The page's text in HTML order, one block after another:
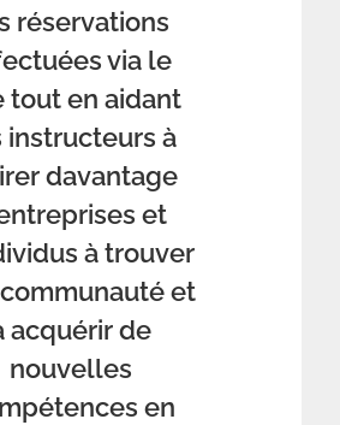
réservations
via le
tout en aidant
instructeurs à
davantage
et
à trouver
et
acquérir de
nouvelles
en